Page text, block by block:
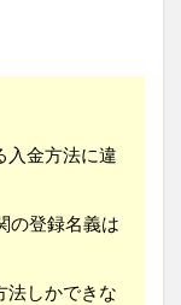
入金方法に違
の登録名義は
法しかできな